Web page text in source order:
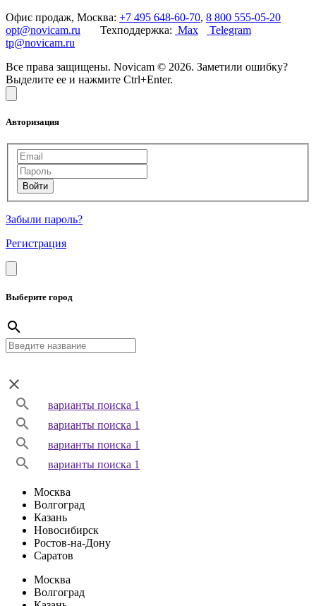
Офис продаж, Москва: +7 495 648-60-70, 8 800 555-05-20
opt@novicam.ru Техподдержка: Max
Telegram
tp@novicam.ru
Все права защищены. Novicam © 2026. Заметили ошибку?
Выделите ее и нажмите Ctrl+Enter.
Авторизация
Забыли пароль?
Регистрация
Выберите город
варианты поиска 1
варианты поиска 1
варианты поиска 1
варианты поиска 1
Москва
Волгоград
Казань
Новосибирск
Ростов-на-Дону
Саратов
Москва
Волгоград